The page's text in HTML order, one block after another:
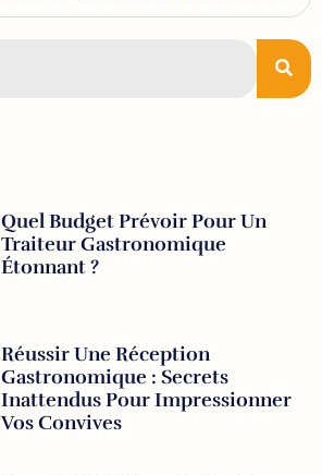
Quel Budget Prévoir Pour Un
Traiteur Gastronomique
Étonnant ?
Réussir Une Réception
Gastronomique : Secrets
Inattendus Pour Impressionner
Vos Convives